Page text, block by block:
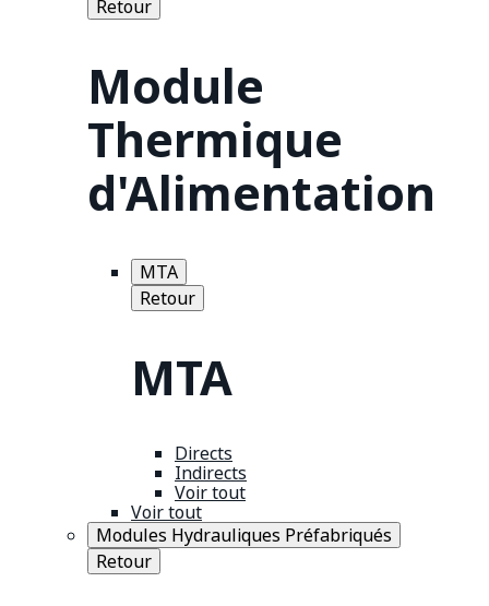
Retour
Module
Thermique
d'Alimentation
MTA
Retour
MTA
Directs
Indirects
Voir tout
Voir tout
Modules Hydrauliques Préfabriqués
Retour